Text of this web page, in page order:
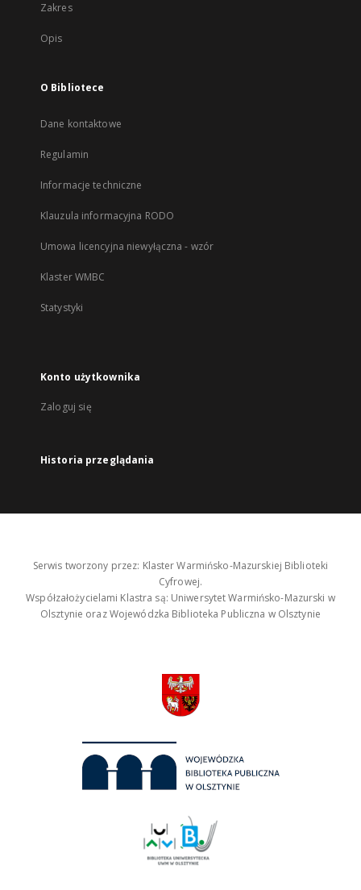
Zakres
Opis
O Bibliotece
Dane kontaktowe
Regulamin
Informacje techniczne
Klauzula informacyjna RODO
Umowa licencyjna niewyłączna - wzór
Klaster WMBC
Statystyki
Konto użytkownika
Zaloguj się
Historia przeglądania
Serwis tworzony przez: Klaster Warmińsko-Mazurskiej Biblioteki
Cyfrowej.
Współzałożycielami Klastra są: Uniwersytet Warmińsko-Mazurski w
Olsztynie oraz Wojewódzka Biblioteka Publiczna w Olsztynie